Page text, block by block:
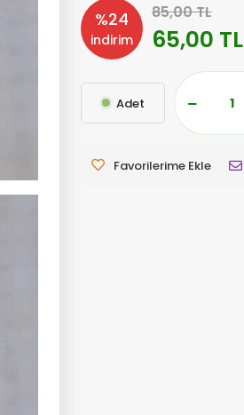
%24
indirim
85,00 TL
65,00 TL
Adet
Favorilerime Ekle